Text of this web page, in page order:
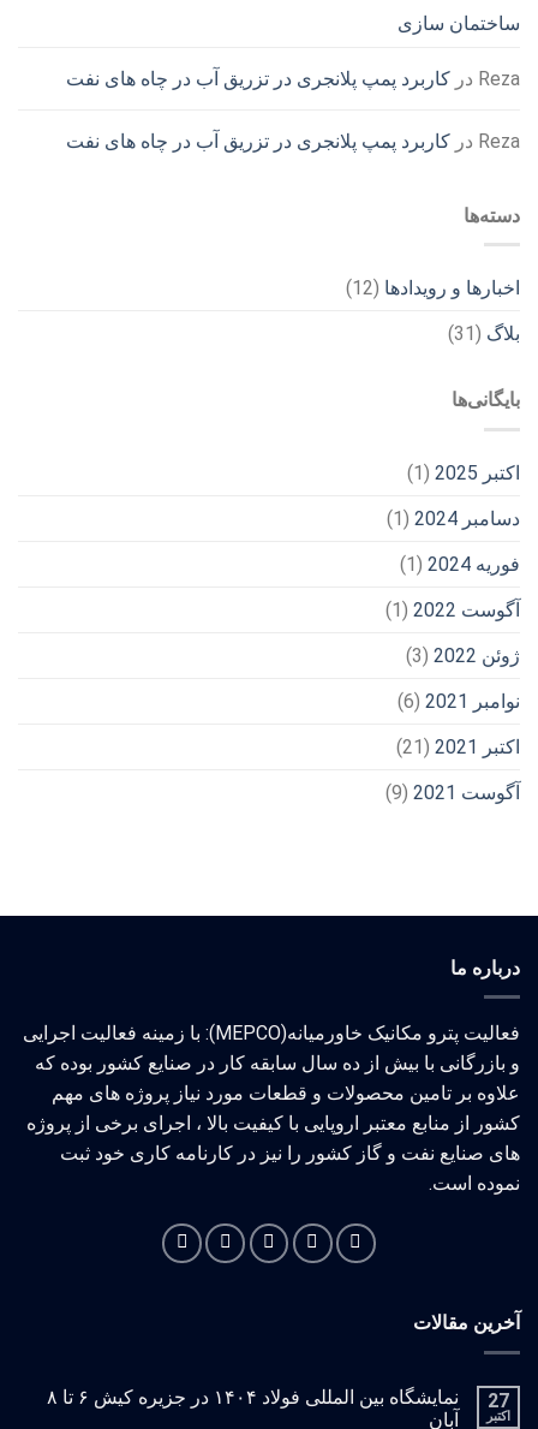
ساختمان سازی
Reza در کاربرد پمپ پلانجری در تزریق آب در چاه های نفت
Reza در کاربرد پمپ پلانجری در تزریق آب در چاه های نفت
دسته‌ها
اخبارها و رویدادها (12)
بلاگ (31)
بایگانی‌ها
اکتبر 2025
(1)
دسامبر 2024
(1)
فوریه 2024
(1)
آگوست 2022
(1)
ژوئن 2022
(3)
نوامبر 2021
(6)
اکتبر 2021
(21)
آگوست 2021
(9)
درباره ما
فعالیت پترو مکانیک خاورمیانه(MEPCO): با زمینه فعالیت اجرایی
و بازرگانی با بیش از ده سال سابقه کار در صنایع کشور بوده که
علاوه بر تامین محصولات و قطعات مورد نیاز پروژه های مهم
کشور از منابع معتبر اروپایی با کیفیت بالا ، اجرای برخی از پروژه
های صنایع نفت و گاز کشور را نیز در کارنامه کاری خود ثبت
نموده است.
آخرین مقالات
27
اکتبر
نمایشگاه بین المللی فولاد ۱۴۰۴ در جزیره کیش ۶ تا ۸
آبان